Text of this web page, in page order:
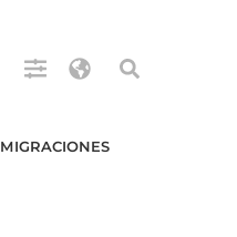
MIGRACIONES